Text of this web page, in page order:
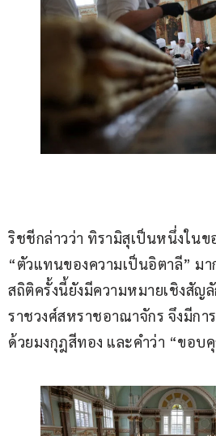
ริชชีกล่าวว่า ทิรามิสุเป็นหนึ่งใน
“ตัวแทนของความเป็นอิตาลี” ม
สถิติครั้งนี้ยังมีความหมายเชิงสั
ราชวงศ์สหราชอาณาจักร จึงมีก
ด้วยมงกุฎสีทอง และคำว่า “ขอบ